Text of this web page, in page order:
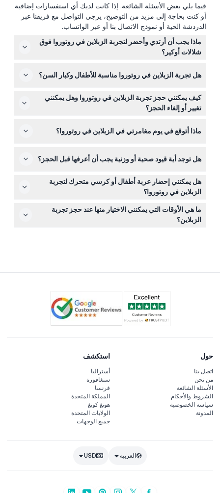
فيما يلي بعض الأسئلة الشائعة. إذا كانت لديك أي استفسارات إضافية
أو كنت بحاجة إلى مزيد من التوضيح، يرجى التواصل مع فريقنا عبر
الدردشة الحية أو نموذج الاتصال بنا أو عبر الواتساب.
ماذا يجب أن أرتدي وأحضر لتجربة الزبلاين في روتوروا فوق
شلالات أوكير؟
للمشي لمسافة حوالي ٤٠٠ متر عبر الغابة. لا تنسَ إحضار واقي
هل تجربة الزبلاين في روتوروا مناسبة للأطفال وكبار السن؟
نعم، يمكن للأطفال الذين يبلغون من العمر ٥ سنوات فما فوق
المشاركة، لكن يجب أن يكونوا برفقة شخص بالغ مدفوع إذا كان
المشاركة بشرط استيفاء متطلبات الوزن والصحة.
كيف يمكنني حجز تجربة الزبلاين في روتوروا وهل يمكنني
تغيير أو إلغاء الحجز؟
الانطلاق المفضل من الأوقات المتاحة. يرجى ملاحظة أن التذاكر
ماذا أتوقع في يوم مغامرتي في الزبلاين في روتوروا؟
لتسجيل الدخول. تستمر الجولة حوالي ساعتين ونصف، وتشمل
الألواح المطلة على الشلالات في بيئة غابات أصلية.
هل توجد أية قيود صحية أو وزنية يجب أن أعرفها قبل الحجز؟
يجب أن يزن المشاركون بين ٠ كجم و١٣٠ كجم لاستخدام
سنوات، أو أي شخص يعاني من حالات طبية معينة بالمشاركة.
هل يمكنني إحضار عربة أطفال أو كرسي متحرك لتجربة
الزبلاين في روتوروا؟
هذه النشاطات غير ملائمة لعربات الأطفال أو الكراسي المتحركة
لأنها تتطلب المشي لنحو ٤٠٠ متر عبر مسارات الغابة خلال
الجولة.
ما هي الأوقات التي يمكنني الاختيار منها عند حجز تجربة
الزبلاين؟
حول
اتصل بنا
من نحن
الأسئلة الشائعة
الشروط والأحكام
سياسة الخصوصية
المدونة
استكشف
أستراليا
سنغافورة
فرنسا
المملكة المتحدة
هونغ كونغ
الولايات المتحدة
جميع الوجهات
العربية USD